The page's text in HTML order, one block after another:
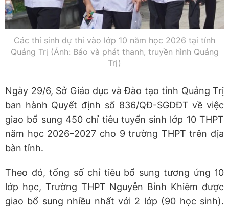
Các thí sinh dự thi vào lớp 10 năm học 2026 tại tỉnh
Quảng Trị (Ảnh: Báo và phát thanh, truyền hình Quảng
Trị)
Ngày 29/6, Sở Giáo dục và Đào tạo tỉnh Quảng Trị
ban hành Quyết định số 836/QĐ-SGDĐT về việc
giao bổ sung 450 chỉ tiêu tuyển sinh lớp 10 THPT
năm học 2026–2027 cho 9 trường THPT trên địa
bàn tỉnh.
Theo đó, tổng số chỉ tiêu bổ sung tương ứng 10
lớp học, Trường THPT Nguyễn Bỉnh Khiêm được
giao bổ sung nhiều nhất với 2 lớp (90 học sinh).